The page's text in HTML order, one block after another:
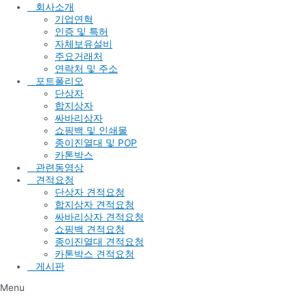
회사소개
기업연혁
인증 및 특허
자체보유설비
주요거래처
연락처 및 주소
포트폴리오
단상자
합지상자
싸바리상자
쇼핑백 및 인쇄물
종이진열대 및 POP
카톤박스
관련동영상
견적요청
단상자 견적요청
합지상자 견적요청
싸바리상자 견적요청
쇼핑백 견적요청
종이진열대 견적요청
카톤박스 견적요청
게시판
Menu